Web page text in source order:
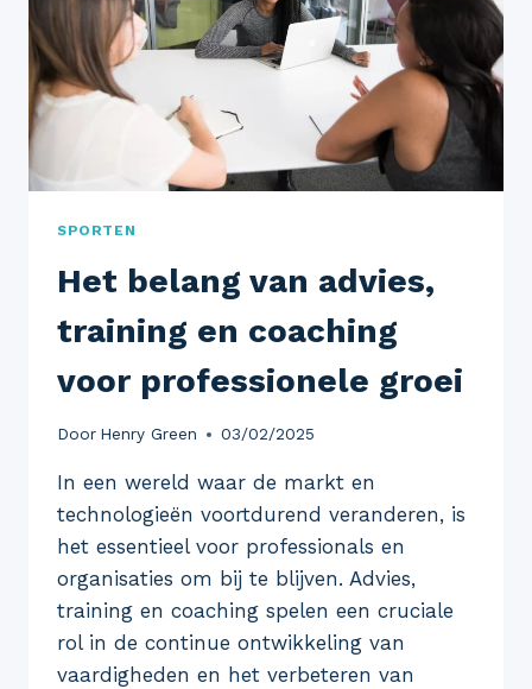
SPORTEN
Het belang van advies,
training en coaching
voor professionele groei
Door Henry Green 03/02/2025
In een wereld waar de markt en
technologieën voortdurend veranderen, is
het essentieel voor professionals en
organisaties om bij te blijven. Advies,
training en coaching spelen een cruciale
rol in de continue ontwikkeling van
vaardigheden en het verbeteren van